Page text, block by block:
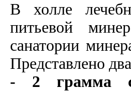
В холле
питьевой
санатории
Представлено
- 2 грамма